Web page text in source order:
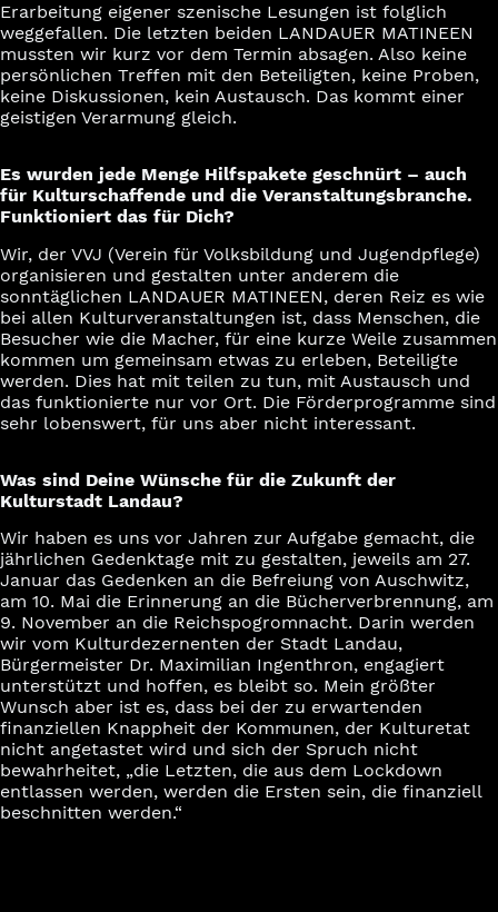
Erarbeitung eigener szenische Lesungen ist folglich
weggefallen. Die letzten beiden LANDAUER MATINEEN
mussten wir kurz vor dem Termin absagen. Also keine
persönlichen Treffen mit den Beteiligten, keine Proben,
keine Diskussionen, kein Austausch. Das kommt einer
geistigen Verarmung gleich.
Es wurden jede Menge Hilfspakete geschnürt – auch
für Kulturschaffende und die Veranstaltungsbranche.
Funktioniert das für Dich?
Wir, der VVJ (Verein für Volksbildung und Jugendpflege)
organisieren und gestalten unter anderem die
sonntäglichen LANDAUER MATINEEN, deren Reiz es wie
bei allen Kulturveranstaltungen ist, dass Menschen, die
Besucher wie die Macher, für eine kurze Weile zusammen
kommen um gemeinsam etwas zu erleben, Beteiligte
werden. Dies hat mit teilen zu tun, mit Austausch und
das funktionierte nur vor Ort. Die Förderprogramme sind
sehr lobenswert, für uns aber nicht interessant.
Was sind Deine Wünsche für die Zukunft der
Kulturstadt Landau?
Wir haben es uns vor Jahren zur Aufgabe gemacht, die
jährlichen Gedenktage mit zu gestalten, jeweils am 27.
Januar das Gedenken an die Befreiung von Auschwitz,
am 10. Mai die Erinnerung an die Bücherverbrennung, am
9. November an die Reichspogromnacht. Darin werden
wir vom Kulturdezernenten der Stadt Landau,
Bürgermeister Dr. Maximilian Ingenthron, engagiert
unterstützt und hoffen, es bleibt so. Mein größter
Wunsch aber ist es, dass bei der zu erwartenden
finanziellen Knappheit der Kommunen, der Kulturetat
nicht angetastet wird und sich der Spruch nicht
bewahrheitet, „die Letzten, die aus dem Lockdown
entlassen werden, werden die Ersten sein, die finanziell
beschnitten werden.“